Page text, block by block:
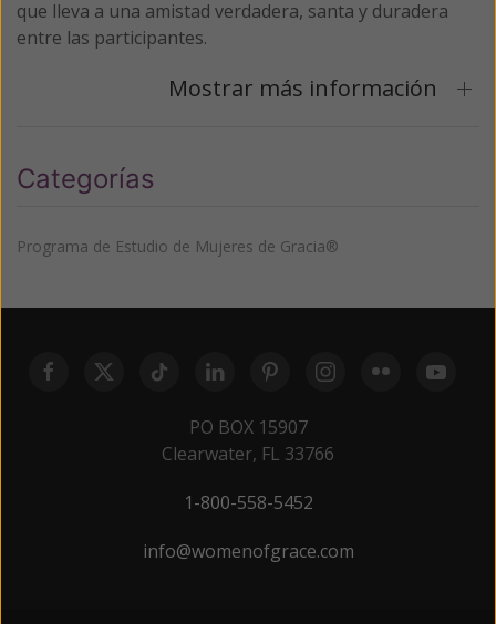
que lleva a una amistad verdadera, santa y duradera
entre las participantes.
Mostrar más información
Categorías
Programa de Estudio de Mujeres de Gracia®
PO BOX 15907
Clearwater, FL 33766
1-800-558-5452
info@womenofgrace.com